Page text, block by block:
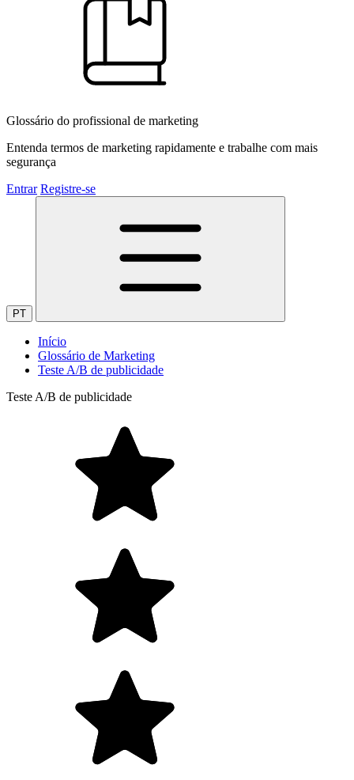
Glossário do profissional de marketing
Entenda termos de marketing rapidamente e trabalhe com mais
segurança
Entrar Registre-se
PT
Início
Glossário de Marketing
Teste A/B de publicidade
Teste A/B de publicidade